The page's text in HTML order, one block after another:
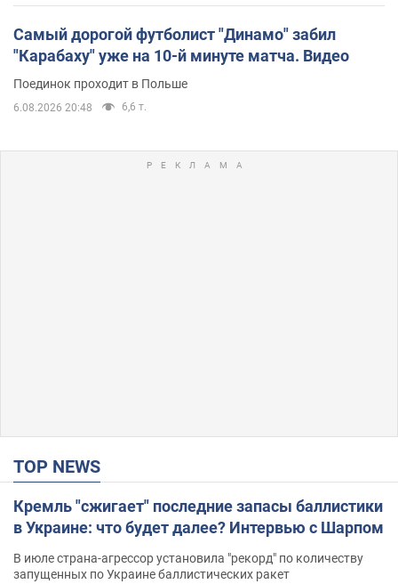
Самый дорогой футболист "Динамо" забил
"Карабаху" уже на 10-й минуте матча. Видео
Поединок проходит в Польше
6.08.2026 20:48 6,6 т.
TOP NEWS
Кремль "сжигает" последние запасы баллистики
в Украине: что будет далее? Интервью с Шарпом
В июле страна-агрессор установила "рекорд" по количеству
запущенных по Украине баллистических ракет